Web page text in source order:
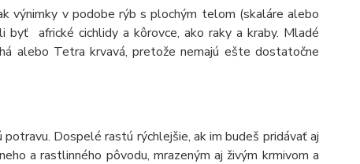
výnimky v podobe rýb s plochým telom (skaláre alebo
byť africké cichlidy a kôrovce, ako raky a kraby. Mladé
alebo Tetra krvavá, pretože nemajú ešte dostatočne
Dospelé rastú rýchlejšie, ak im budeš pridávať aj
a rastlinného pôvodu, mrazeným aj živým krmivom a